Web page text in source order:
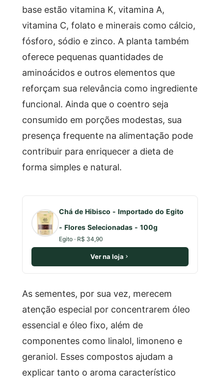
base estão vitamina K, vitamina A,
vitamina C, folato e minerais como cálcio,
fósforo, sódio e zinco. A planta também
oferece pequenas quantidades de
aminoácidos e outros elementos que
reforçam sua relevância como ingrediente
funcional. Ainda que o coentro seja
consumido em porções modestas, sua
presença frequente na alimentação pode
contribuir para enriquecer a dieta de
forma simples e natural.
Chá de Hibisco - Importado do Egito
- Flores Selecionadas - 100g
Egito · R$ 34,90
Ver na loja
As sementes, por sua vez, merecem
atenção especial por concentrarem óleo
essencial e óleo fixo, além de
componentes como linalol, limoneno e
geraniol. Esses compostos ajudam a
explicar tanto o aroma característico